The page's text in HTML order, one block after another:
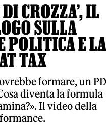
CROZZA’, IL
SULLA
POLITICA E
TAX
formare, un PD
diventa la formula
Il video della